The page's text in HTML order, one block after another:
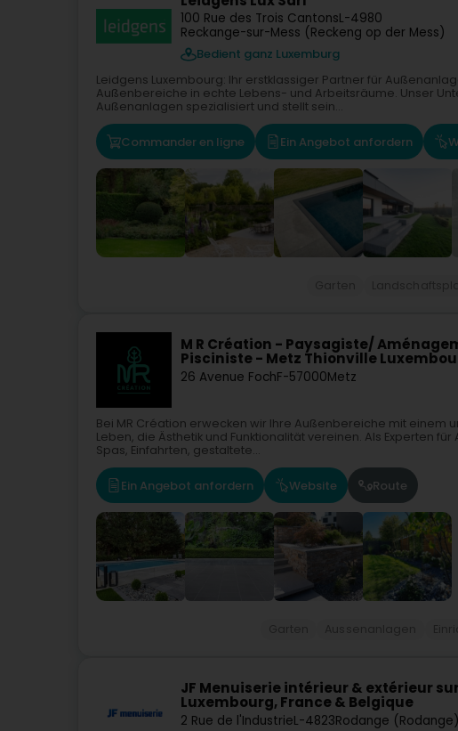
100 Rue des Trois CantonsL-4980
Reckange-sur-Mess (Reckeng op der Mess)
Bedient ganz Luxemburg
Leidgens Luxembourg: Ihr erstklassiger Partner für
Außenbereiche in echte Lebens- und Arbeitsräume. Unser
Außenanlagen spezialisiert und stellt sein...
Commander en ligne Ein Angebot anfordern
M R Création - Paysagiste/
Pisciniste - Metz Thionville
26 Avenue FochF-57000Metz
Bei MR Création erwecken wir Ihre Außenbereiche mit einem
Leben, die Ästhetik und Funktionalität vereinen. Als Experten
Spas, Einfahrten, gestaltete...
Ein Angebot anfordern Website Route
JF Menuiserie intérieur & extérieur
Luxembourg, France & Belgique
2 Rue de l'IndustrieL-4823Rodange (Rodange)